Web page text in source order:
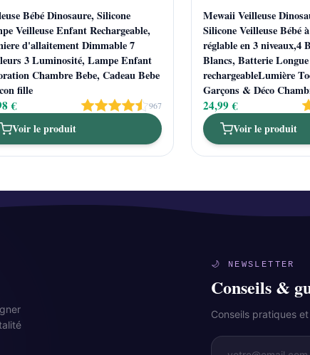
Bébé Dinosaure, Silicone
Veilleuse Enfant Rechargeable,
d'allaitement Dimmable 7
3 Luminosité, Lampe Enfant
Chambre Bebe, Cadeau Bebe
fille
€ 967
Voir le produit
Mewaii Veilleuse
Silicone Veilleuse Bébé
réglable en 3 niveaux,4
Blancs, Batterie
rechargeableLumière
Garçons & Déco
24,99 €
Voir le produit
🌙 NEWSLETTER
Conseils &
Conseils pratiques